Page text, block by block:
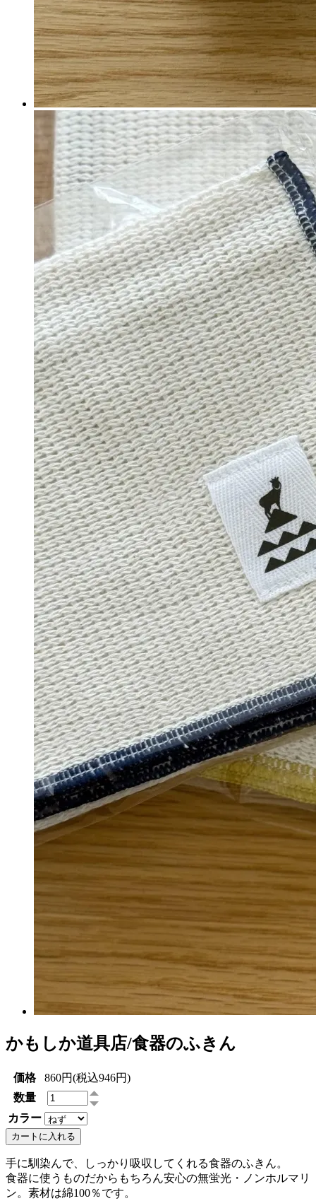
かもしか道具店/食器のふきん
価格
860円(税込946円)
数量
カラー
カートに入れる
手に馴染んで、しっかり吸収してくれる食器のふきん。
食器に使うものだからもちろん安心の無蛍光・ノンホルマリ
ン。素材は綿100％です。